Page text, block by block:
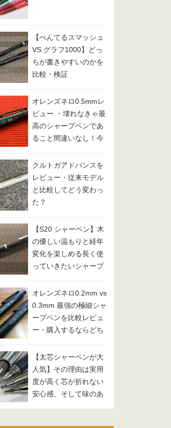
【ぺんてるスマッシュ
VS グラフ1000】どっ
ちが書きやすいのかを
比較・検証
オレンズネロ0.5mmレ
ビュー ・壊れなきゃ最
高のシャープペンであ
ること間違いなし！今
クルトガアドバンスを
レビュー・従来モデル
と比較してどう変わっ
た？
【S20 シャーペン】木
の優しい温もりと経年
変化を楽しめる長く使
っていきたいシャープ
オレンズネロ0.2mm vs
0.3mm 最強の極細シャ
ープペンを比較レビュ
ー・購入するならどち
【太芯シャーペンが大
人気】その理由は実用
度が高く芯が折れない
安心感、そして味のあ